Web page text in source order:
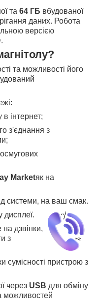
та 64 ГБ вбудованої
даних. Робота
версією
та можливості його
в інтернет;
з'єднання з
Marketяк на
системи, на ваш смак.
дисплеї.
дзвінки,
з
сумісності пристрою з
через USB для обміну
можливостей